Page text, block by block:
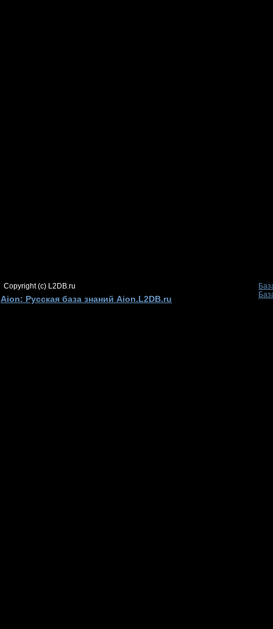
Copyright (c) L2DB.ru
Aion: Русская база знаний Aion.L2DB.ru